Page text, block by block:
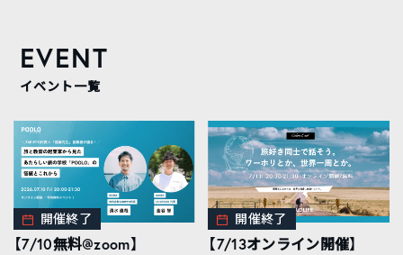
EVENT
イベント一覧
開催終了
【7/10無料@zoom】
開催終了
【7/13オンライン開催】